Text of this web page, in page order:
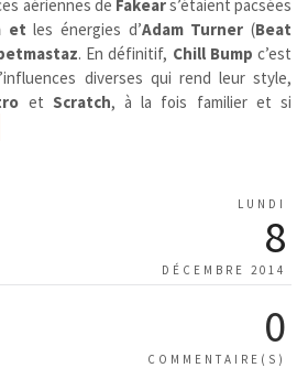
aériennes de Fakears’étaient pacsées
et les énergies d’Adam Turner (Beat
. En définitif, Chill Bump c’est
diverses qui rend leur style,
et Scratch, à la fois familier et si
LUNDI
8
DÉCEMBRE 2014
0
COMMENTAIRE(S)